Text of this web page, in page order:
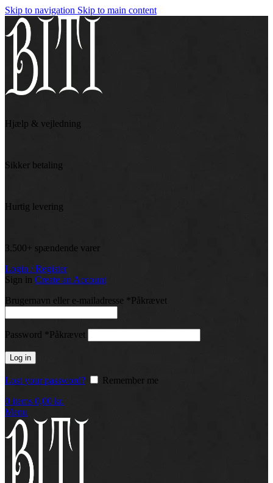
Skip to navigation Skip to main content
Hjælp & vejledning
Sikker betaling
Hurtig levering
3.500+ spændende varer
Login / Register
Sign in Create an Account
Brugernavn eller e-mailadresse * Påkrævet
Password * Påkrævet
Log in
Lost your password?
Remember me
0 items 0,00 kr.
Menu